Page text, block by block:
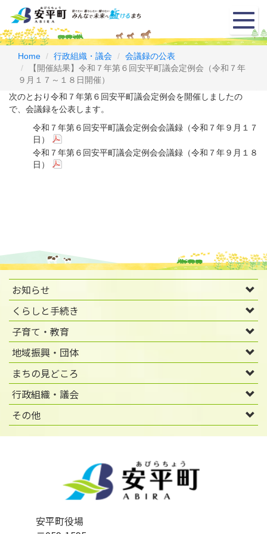
メ
ニ
ュ
Home 行政組織・議会
会議録の公表
【開催結果】令和７年第６回安平町議会定例会（令和７年
９月１７～１８日開催）
次のとおり令和７年第６回安平町議会定例会を開催しましたの
で、会議録を公表します。
令和７年第６回安平町議会定例会会議録（令和７年９月１７
日）
令和７年第６回安平町議会定例会会議録（令和７年９月１８
日）
お知らせ
くらしと手続き
子育て・教育
地域振興・団体
まちの見どころ
行政組織・議会
その他
安平町役場